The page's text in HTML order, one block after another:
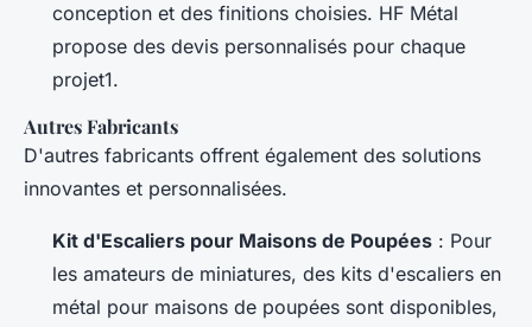
conception et des finitions choisies. HF Métal
propose des devis personnalisés pour chaque
projet1.
Autres Fabricants
D'autres fabricants offrent également des solutions
innovantes et personnalisées.
Kit d'Escaliers pour Maisons de Poupées : Pour
les amateurs de miniatures, des kits d'escaliers en
métal pour maisons de poupées sont disponibles,